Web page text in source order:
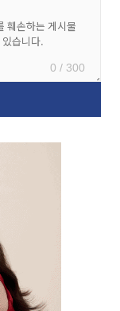
0 / 300